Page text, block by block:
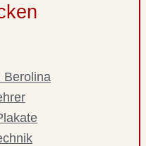
Berolina